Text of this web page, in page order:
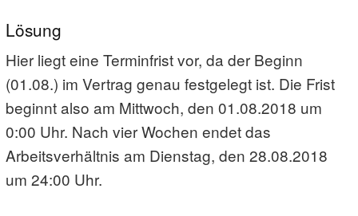
Lösung
Hier liegt eine Terminfrist vor, da der Beginn
(01.08.) im Vertrag genau festgelegt ist. Die Frist
beginnt also am Mittwoch, den 01.08.2018 um
0:00 Uhr. Nach vier Wochen endet das
Arbeitsverhältnis am Dienstag, den 28.08.2018
um 24:00 Uhr.